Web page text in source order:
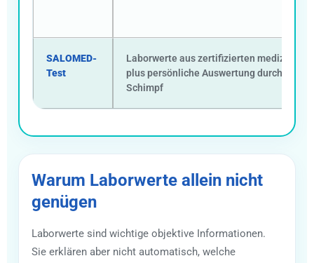
SALOMED-
Test
Laborwerte aus zertifizierten
plus persönliche Auswertung durch Dr.
Schimpf
Warum Laborwerte allein nicht
genügen
Laborwerte sind wichtige objektive Informationen.
Sie erklären aber nicht automatisch, welche